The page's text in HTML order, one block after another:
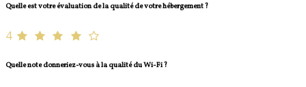
Quelle est votre évaluation de la qualité de votre hébergement ?
4
Quelle note donneriez-vous à la qualité du Wi-Fi ?